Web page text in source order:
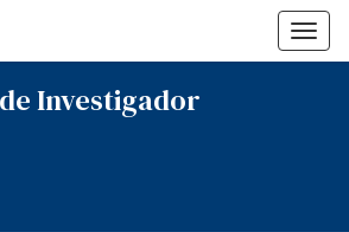
Investigador